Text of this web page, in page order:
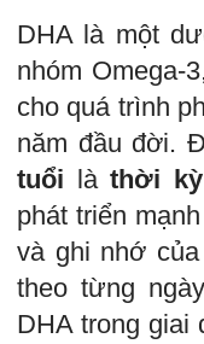
DHA là một
nhóm Omega-
cho quá trình
năm đầu đời.
tuổi làthời kỳ
phát triển
và ghi nhớ
theo từng
DHA trong giai